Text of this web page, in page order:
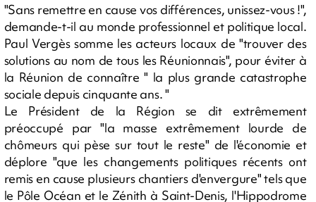
"Sans remettre en cause vos différences, unissez-vous !",
demande-t-il au monde professionnel et politique local.
Paul Vergès somme les acteurs locaux de "trouver des
solutions au nom de tous les Réunionnais", pour éviter à
la Réunion de connaître " la plus grande catastrophe
sociale depuis cinquante ans. "
Le Président de la Région se dit extrêmement
préoccupé par "la masse extrêmement lourde de
chômeurs qui pèse sur tout le reste" de l'économie et
déplore "que les changements politiques récents ont
remis en cause plusieurs chantiers d'envergure" tels que
le Pôle Océan et le Zénith à Saint-Denis, l'Hippodrome